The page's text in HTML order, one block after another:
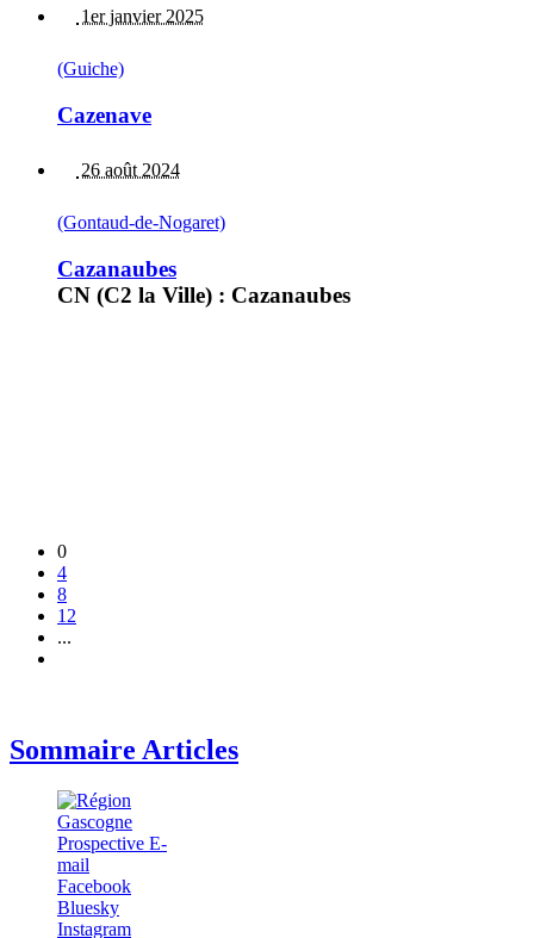
1er janvier 2025
(Guiche)
Cazenave
26 août 2024
(Gontaud-de-Nogaret)
Cazanaubes
CN (C2 la Ville) : Cazanaubes
0
4
8
12
...
Sommaire Articles